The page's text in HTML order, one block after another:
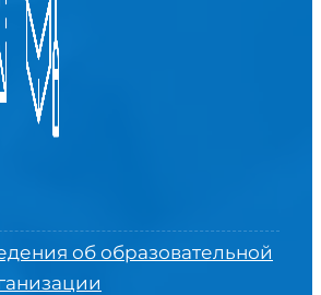
об образовательной